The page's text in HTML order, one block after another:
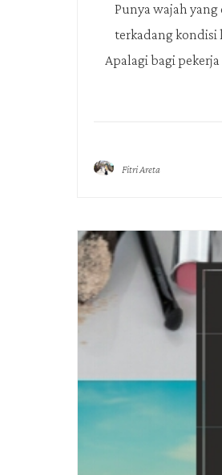
Punya wajah
terkadang kondisi
Apalagi bagi
Fitri Areta